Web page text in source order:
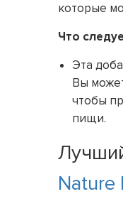
которые
Что
Эта
Вы
чтобы
пищи.
Nature